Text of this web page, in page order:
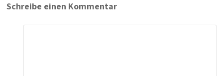
Schreibe einen Kommentar